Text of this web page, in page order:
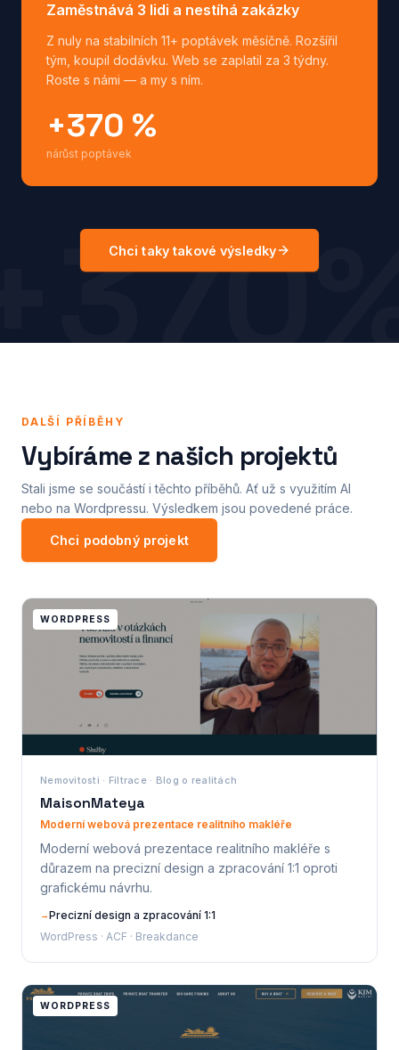
Zaměstnává 3 lidi a nestíhá zakázky
Z nuly na stabilních 11+ poptávek měsíčně. Rozšířil
tým, koupil dodávku. Web se zaplatil za 3 týdny.
Roste s námi — a my s ním.
+370 %
nárůst poptávek
Chci taky takové výsledky
DALŠÍ PŘÍBĚHY
Vybíráme z našich projektů
Stali jsme se součástí i těchto příběhů. Ať už s využitím AI
nebo na Wordpressu. Výsledkem jsou povedené práce.
Chci podobný projekt
WORDPRESS
Nemovitosti · Filtrace · Blog o realitách
MaisonMateya
Moderní webová prezentace realitního makléře
Moderní webová prezentace realitního makléře s
důrazem na precizní design a zpracování 1:1 oproti
grafickému návrhu.
→Precizní design a zpracování 1:1
WordPress · ACF · Breakdance
WORDPRESS